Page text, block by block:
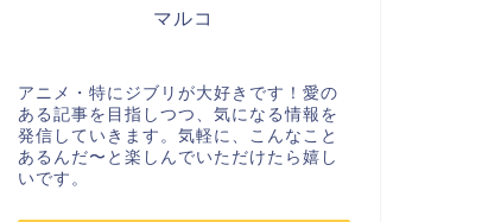
マルコ
アニメ・特にジブリが大好きです！愛の
ある記事を目指しつつ、気になる情報を
発信していきます。気軽に、こんなこと
あるんだ〜と楽しんでいただけたら嬉し
いです。